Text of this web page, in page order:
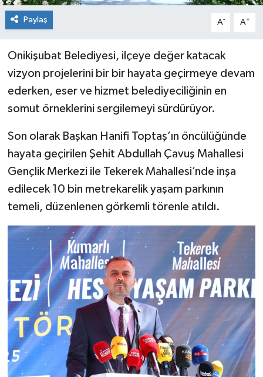
Paylaş A- A+
Onikişubat Belediyesi, ilçeye değer katacak
vizyon projelerini bir bir hayata geçirmeye devam
ederken, eser ve hizmet belediyeciliğinin en
somut örneklerini sergilemeyi sürdürüyor.
Son olarak Başkan Hanifi Toptaş’ın öncülüğünde
hayata geçirilen Şehit Abdullah Çavuş Mahallesi
Gençlik Merkezi ile Tekerek Mahallesi’nde inşa
edilecek 10 bin metrekarelik yaşam parkının
temeli, düzenlenen görkemli törenle atıldı.